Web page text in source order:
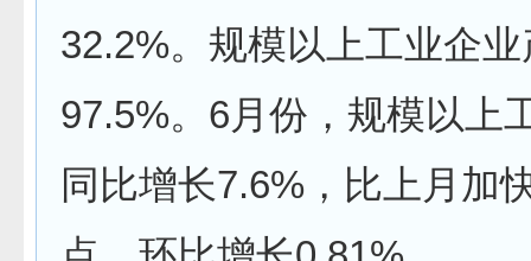
32.2%。规模以上工业企
97.5%。6月份，规模以上
同比增长7.6%，比上月加